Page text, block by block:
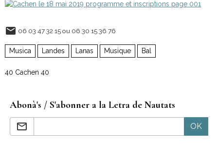
06 03 47 32 15 ou 06 30 15 36 76
Musica Landes Lanas Musique Bal
40 Cachen 40
Abonà's / S'abonner a la Letra de Nautats
OK